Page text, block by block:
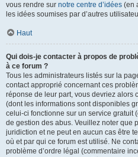
vous rendre sur notre centre d’idées (en
les idées soumises par d’autres
Haut
Qui dois-je contacter à propos de
à ce forum ?
Tous les administrateurs listés sur la
contact approprié concernant ces
réponse de leur part, vous devriez alors
(dont les informations sont disponibles
celui-ci fonctionne sur un service gratuit
de gestion des abus. Veuillez noter que
juridiction et ne peut en aucun cas être
où et par qui ce forum est utilisé. Ne
problème d’ordre légal (commentaire